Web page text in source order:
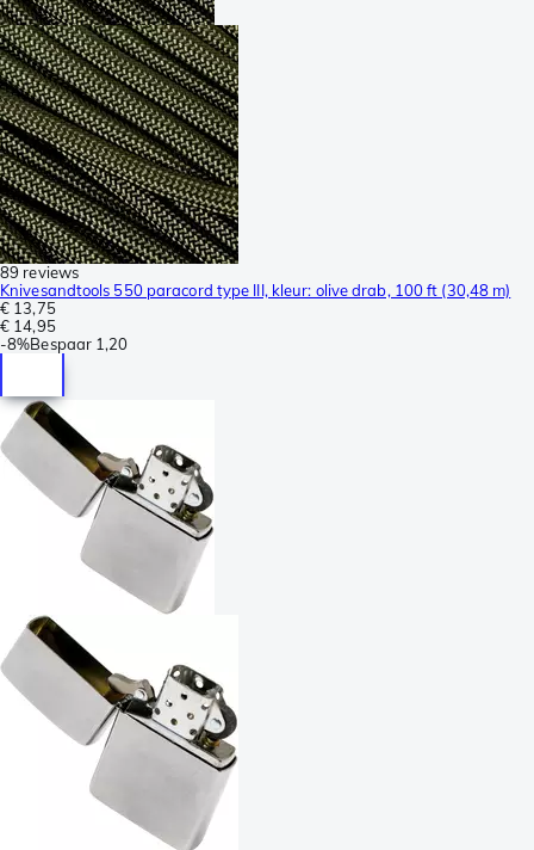
89 reviews
Knivesandtools 550 paracord type III, kleur: olive drab, 100 ft (30,48 m)
€ 13,75
€ 14,95
-8%Bespaar 1,20